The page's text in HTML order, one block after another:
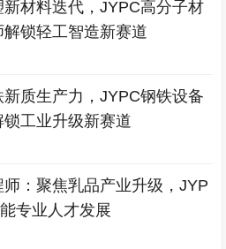
新材料迭代，JYPC高分子材
解锁轻工智造新赛道
新质生产力，JYPC钢铁设备
锁工业升级新赛道
师：聚焦乳品产业升级，JYP
专业人才发展